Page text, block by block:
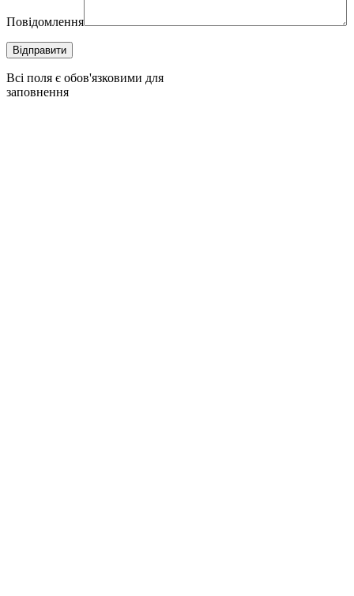
Повідомлення
Всі поля є обов'язковими для
заповнення